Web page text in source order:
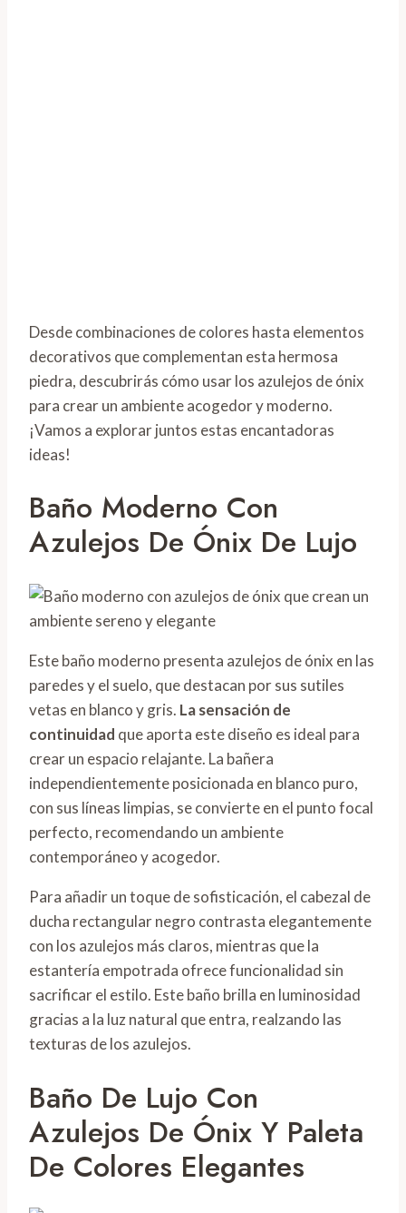
Desde combinaciones de colores hasta elementos
decorativos que complementan esta hermosa
piedra, descubrirás cómo usar los azulejos de ónix
para crear un ambiente acogedor y moderno.
¡Vamos a explorar juntos estas encantadoras
ideas!
Baño Moderno Con
Azulejos De Ónix De Lujo
Este baño moderno presenta azulejos de ónix en las
paredes y el suelo, que destacan por sus sutiles
vetas en blanco y gris. La sensación de
continuidad que aporta este diseño es ideal para
crear un espacio relajante. La bañera
independientemente posicionada en blanco puro,
con sus líneas limpias, se convierte en el punto focal
perfecto, recomendando un ambiente
contemporáneo y acogedor.
Para añadir un toque de sofisticación, el cabezal de
ducha rectangular negro contrasta elegantemente
con los azulejos más claros, mientras que la
estantería empotrada ofrece funcionalidad sin
sacrificar el estilo. Este baño brilla en luminosidad
gracias a la luz natural que entra, realzando las
texturas de los azulejos.
Baño De Lujo Con
Azulejos De Ónix Y Paleta
De Colores Elegantes